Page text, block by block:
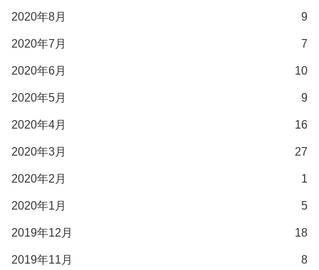
2020年8月 9
2020年7月 7
2020年6月 10
2020年5月 9
2020年4月 16
2020年3月 27
2020年2月 1
2020年1月 5
2019年12月 18
2019年11月 8